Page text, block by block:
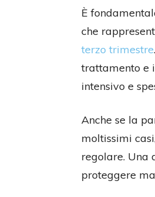
È
che
terzo trimestre
trattamento e
intensivo e
Anche se la
moltissimi
regolare. Una
proteggere